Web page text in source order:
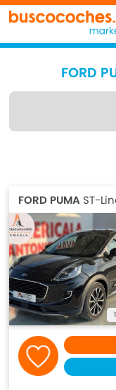
FORD
FORD PUMA ST-